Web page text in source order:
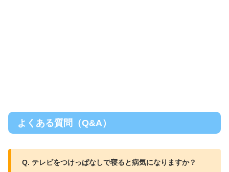
よくある質問（Q&A）
Q. テレビをつけっぱなしで寝ると病気になりますか？